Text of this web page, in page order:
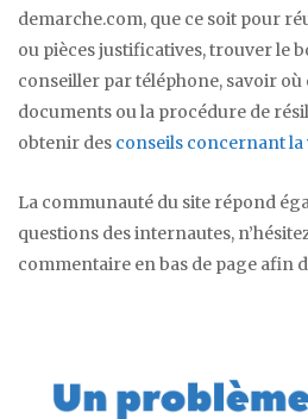
demarche.com, que ce soit pour
ou pièces justificatives, trouver le
conseiller par téléphone, savoir où
documents ou la procédure de
obtenir des conseils concernant
La communauté du site répond
questions des internautes,
commentaire en bas de page afin